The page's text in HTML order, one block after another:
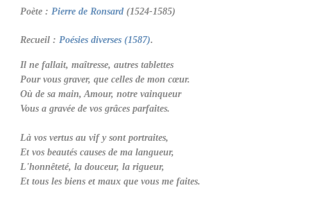
Poète : Pierre de Ronsard (1524-1585)
Recueil : Poésies diverses (1587).
Il ne fallait, maîtresse, autres tablettes
Pour vous graver, que celles de mon cœur.
Où de sa main, Amour, notre vainqueur
Vous a gravée de vos grâces parfaites.
Là vos vertus au vif y sont portraites,
Et vos beautés causes de ma langueur,
L'honnêteté, la douceur, la rigueur,
Et tous les biens et maux que vous me faites.